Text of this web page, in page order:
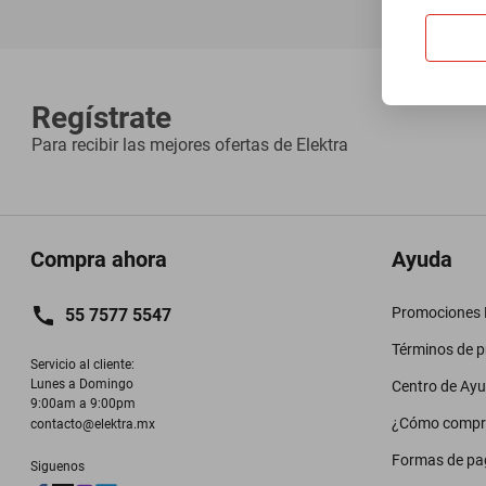
Regístrate
Para recibir las mejores ofertas de Elektra
Compra ahora
55 7577 5547
Servicio al cliente:
Lunes a Domingo
9:00am a 9:00pm
contacto@elektra.mx
Siguenos
Ayuda
Promociones
Términos de
Centro de
¿Cómo
Formas de